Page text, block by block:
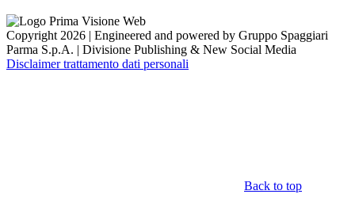
Copyright 2026 | Engineered and powered by Gruppo Spaggiari
Parma S.p.A. | Divisione Publishing & New Social Media
Disclaimer trattamento dati personali
Back to top